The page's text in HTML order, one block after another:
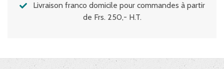
Livraison franco domicile pour commandes à partir
de Frs. 250,- H.T.